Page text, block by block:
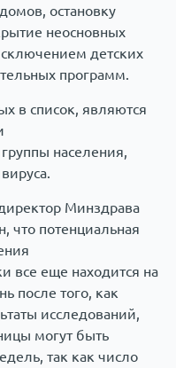
остановку
неосновных
детских
программ.
в список, являются
населения,
Минздрава
что потенциальная
все еще находится на
после того, как
исследований,
могут быть
так как число